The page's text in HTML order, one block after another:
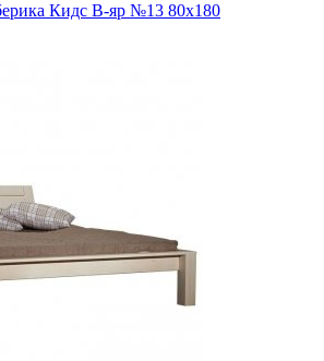
Кидс В-яр №13 80х180